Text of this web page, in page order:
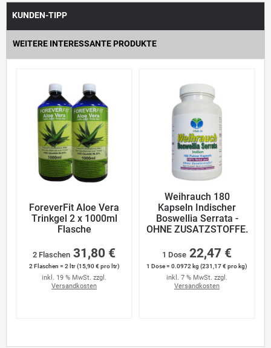
KUNDEN-TIPP
WEITERE INTERESSANTE PRODUKTE
ForeverFit Aloe Vera
Trinkgel 2 x 1000ml
Flasche
2 Flaschen 31,80 €
2 Flaschen = 2 ltr (15,90 € pro ltr)
inkl. 19 % MwSt. zzgl.
Versandkosten
Weihrauch 180
Kapseln Indischer
Boswellia Serrata -
OHNE ZUSATZSTOFFE.
1 Dose 22,47 €
1 Dose = 0.0972 kg (231,17 € pro kg)
inkl. 7 % MwSt. zzgl.
Versandkosten